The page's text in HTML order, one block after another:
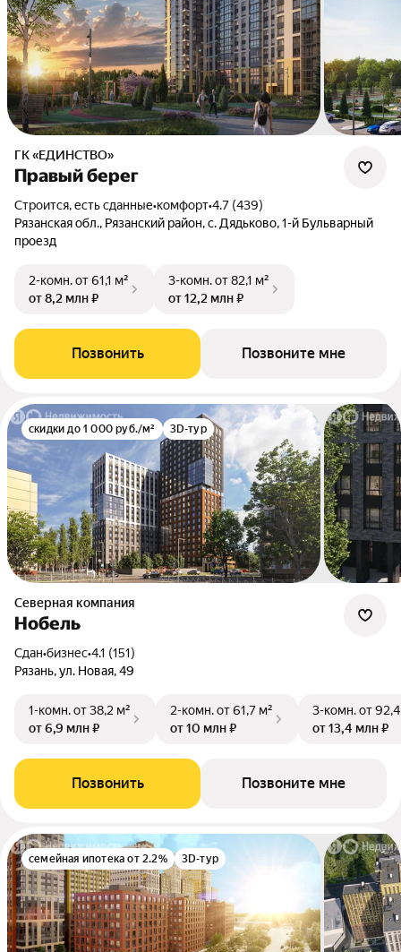
ГК «ЕДИНСТВО»
Правый берег
Строится, есть сданные•комфорт•4.7 (439)
Рязанская обл., Рязанский район, с. Дядьково, 1-й Бульварный
проезд
2-комн.от 61,1 м²
от 8,2 млн ₽
3-комн.от 82,1 м²
от 12,2 млн ₽
Позвонить Позвоните мне
скидки до 1 000 руб./м² 3D-тур
Северная компания
Нобель
Сдан•бизнес•4.1 (151)
Рязань, ул. Новая, 49
1-комн.от 38,2 м²
от 6,9 млн ₽
2-комн.от 61,7 м²
от 10 млн ₽
3-комн.от
от 13,4 млн ₽
Позвонить Позвоните мне
семейная ипотека от 2.2% 3D-тур